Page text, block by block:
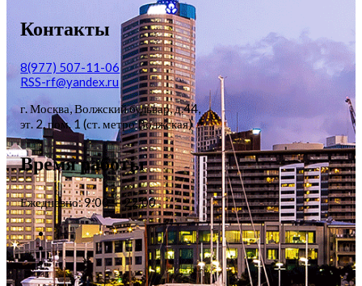
Контакты
8(977) 507-11-06
RSS-rf@yandex.ru
г. Москва, Волжский бульвар, д.44,
эт. 2, пом. 1 (ст. метро Волжская)
Время работы
Ежедневно: 9:00 — 22:00